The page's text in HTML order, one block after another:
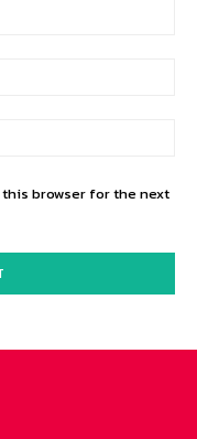
this browser for the next